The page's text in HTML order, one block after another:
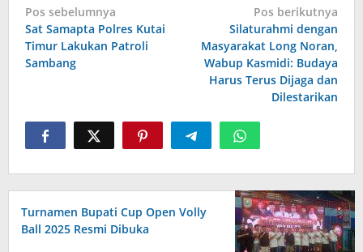
Navigasi
pos
Pos sebelumnya
Sat Samapta Polres Kutai
Timur Lakukan Patroli
Sambang
Pos berikutnya
Silaturahmi dengan
Masyarakat Long Noran,
Wabup Kasmidi: Budaya
Harus Terus Dijaga dan
Dilestarikan
Turnamen Bupati Cup Open Volly
Ball 2025 Resmi Dibuka